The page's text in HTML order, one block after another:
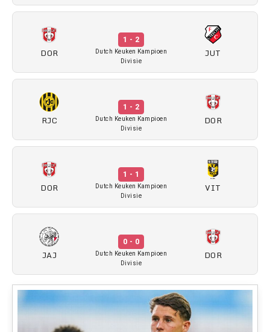
DOR
1 - 2
Dutch Keuken Kampioen
Divisie
JUT
RJC
1 - 2
Dutch Keuken Kampioen
Divisie
DOR
DOR
1 - 1
Dutch Keuken Kampioen
Divisie
VIT
JAJ
0 - 0
Dutch Keuken Kampioen
Divisie
DOR